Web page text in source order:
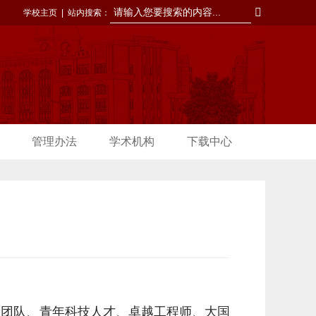
学校主页 站内搜索：
管理办法 学术机构 下载中心
队、青年科技人才、卓越工程师、大国